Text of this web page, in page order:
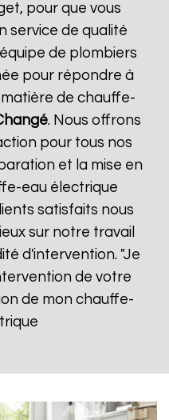
pour que vous
service de qualité
de plombiers
pour répondre à
de chauffe-
. Nous offrons
pour tous nos
et la mise en
eau électrique
satisfaits nous
sur notre travail
d'intervention. "Je
de votre
de mon chauffe-